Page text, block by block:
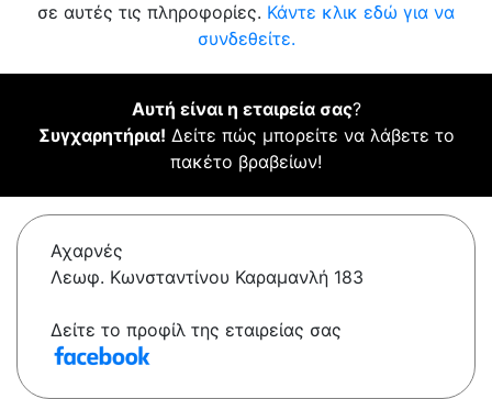
σε αυτές τις πληροφορίες. Κάντε κλικ εδώ για να
συνδεθείτε.
Αυτή είναι η εταιρεία σας?
Συγχαρητήρια! Δείτε πώς μπορείτε να λάβετε το
πακέτο βραβείων!
Αχαρνές
Λεωφ. Κωνσταντίνου Καραμανλή 183
Δείτε το προφίλ της εταιρείας σας